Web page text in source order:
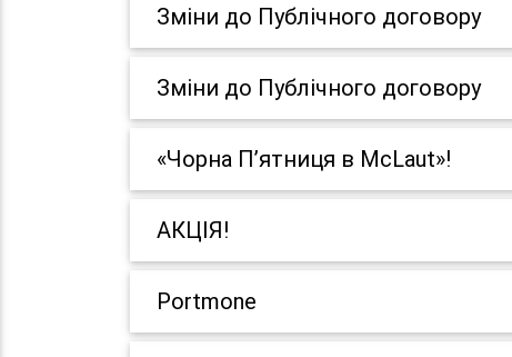
Зміни до Публічного договору
Зміни до Публічного договору
«Чорна П’ятниця в McLaut»!
АКЦІЯ!
Portmone